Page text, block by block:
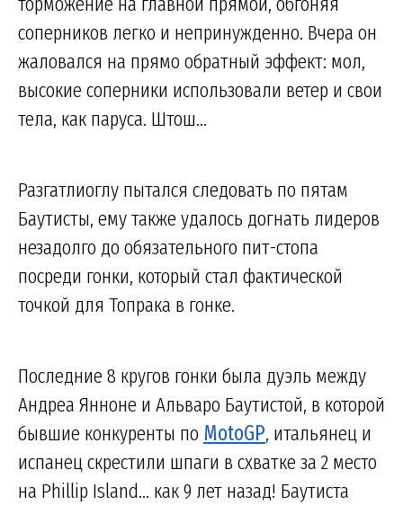
соперников легко и непринужденно. Вчера он
жаловался на прямо обратный эффект: мол,
высокие соперники использовали ветер и свои
тела, как паруса. Штош...
Разгатлиоглу пытался следовать по пятам
Баутисты, ему также удалось догнать лидеров
незадолго до обязательного пит-стопа
посреди гонки, который стал фактической
точкой для Топрака в гонке.
Последние 8 кругов гонки была дуэль между
Андреа Янноне и Альваро Баутистой, в которой
бывшие конкуренты по MotoGP, итальянец и
испанец скрестили шпаги в схватке за 2 место
на Phillip Island... как 9 лет назад! Баутиста